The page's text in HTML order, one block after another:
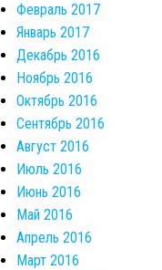
Февраль 2017
Январь 2017
Декабрь 2016
Ноябрь 2016
Октябрь 2016
Сентябрь 2016
Август 2016
Июль 2016
Июнь 2016
Май 2016
Апрель 2016
Март 2016